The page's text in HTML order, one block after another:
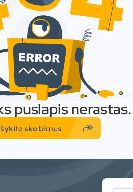
puslapis nerastas.
skelbimus forward